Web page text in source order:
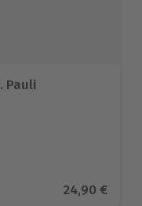
Pauli
BewertungenAktueller
24,90 €